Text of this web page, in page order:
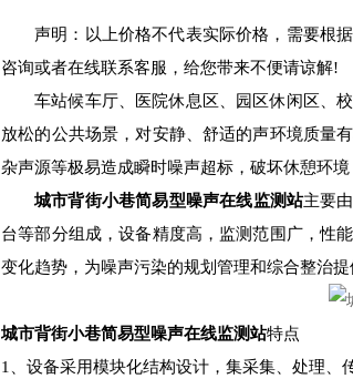
声明：以上价格不代表实际价格，需要根
咨询或者在线联系客服，给您带来不便请谅解!
车站候车厅、医院休息区、园区休闲区、
放松的公共场景，对安静、舒适的声环境质量
杂声源等极易造成瞬时噪声超标，破坏休憩环境
城市背街小巷简易型噪声在线监测站主要
台等部分组成，设备精度高，监测范围广，性
变化趋势，为噪声污染的规划管理和综合整治提
城市背街小巷简易型噪声在线监测站特点
1、设备采用模块化结构设计，集采集、处理、